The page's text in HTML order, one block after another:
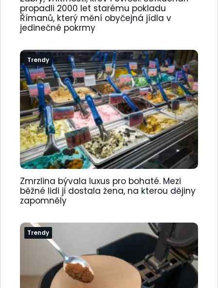
propadli 2000 let starému pokladu
Římanů, který mění obyčejná jídla v
jedinečné pokrmy
Trendy
Zmrzlina bývala luxus pro bohaté. Mezi
běžné lidi ji dostala žena, na kterou dějiny
zapomněly
Trendy